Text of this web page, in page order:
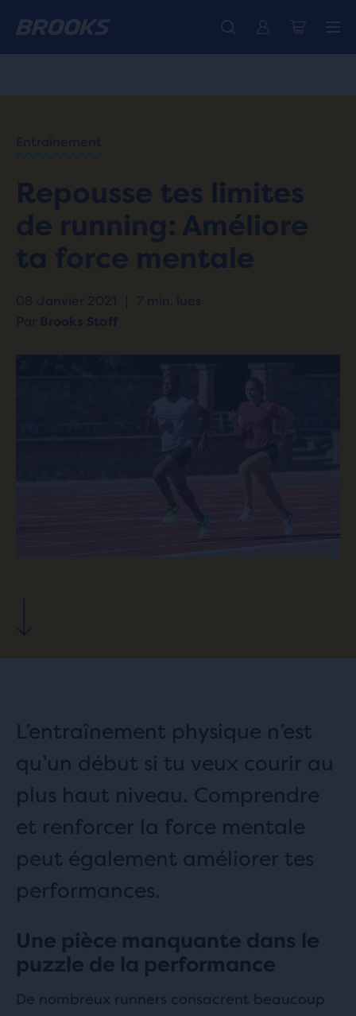
La toute nouvelle Ghost Amp est là - Acheter Femme Homme
Découvre la nouvelle collection Cascadia - Acheter maintenant
Expéditions gratuites sur les achats de plus de CHF 100
HAPPY
/
ET EXERCICES
HOW TO
BUILD
MENTAL
STRENGTH
FOR
Entraînement
Repousse tes limites
de running: Améliore
ta force mentale
08 Janvier 2021 |
7 min. lues
Par Brooks Staff
L’entraînement physique n’est
qu’un début si tu veux courir au
plus haut niveau. Comprendre
et renforcer la force mentale
peut également améliorer tes
performances.
Une pièce manquante dans le
puzzle de la performance
De nombreux runners consacrent beaucoup